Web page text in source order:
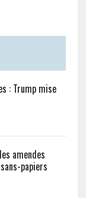
: Trump mise
amendes
papiers